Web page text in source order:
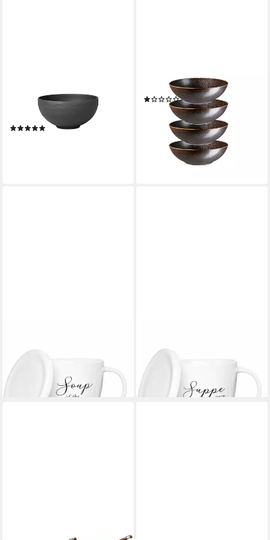
Premium Porcelain, mikrow.-
& spülm.sicher, Made in
Germany
(1)
(1)
81,90 € UVP103,95 €
lieferbar - in 3-4 Werktagen bei dir
Soppa Day, 460 ml, Porzellan
ab 11,69 €
lieferbar - in 3-4 Werktagen bei dir
Soppa Gut, 460 ml, Porzellan
ab 11,69 €
lieferbar - in 3-4 Werktagen bei dir